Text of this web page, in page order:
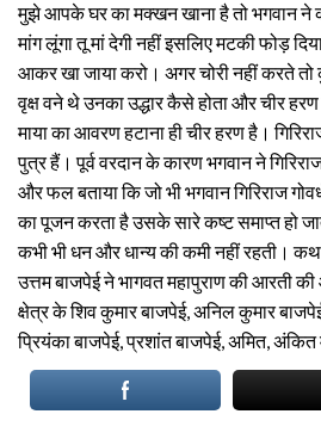
मुझे आपके घर का मक्खन खाना है तो भगवान ने
मांग लूंगा तू मां देगी नहीं इसलिए मटकी फोड़
आकर खा जाया करो। अगर चोरी नहीं करते
वृक्ष वने थे उनका उद्धार कैसे होता और चीर
माया का आवरण हटाना ही चीर हरण है।
पुत्र हैं। पूर्व वरदान के कारण भगवान ने
और फल बताया कि जो भी भगवान गिरिराज
का पूजन करता है उसके सारे कष्ट समाप्त हो
कभी भी धन और धान्य की कमी नहीं रहती।
उत्तम बाजपेई ने भागवत महापुराण की आरती
क्षेत्र के शिव कुमार बाजपेई, अनिल कुमार
प्रियंका बाजपेई, प्रशांत बाजपेई, अमित, अंकित